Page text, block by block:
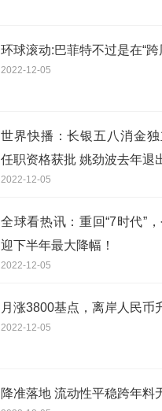
环球滚动:巴菲特不过是在“跨
2022-12-05
世界快播：长银五八消金独
任职资格获批 姚劲波去年退
2022-12-05
全球看热讯：重回“7时代”
迎下半年最大降幅！
2022-12-05
月涨3800基点，离岸人民币
2022-12-05
降准落地 流动性平稳跨年料